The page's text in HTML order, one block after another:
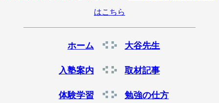
はこちら
ホーム 大谷先生
入塾案内 取材記事
体験学習 勉強の仕方